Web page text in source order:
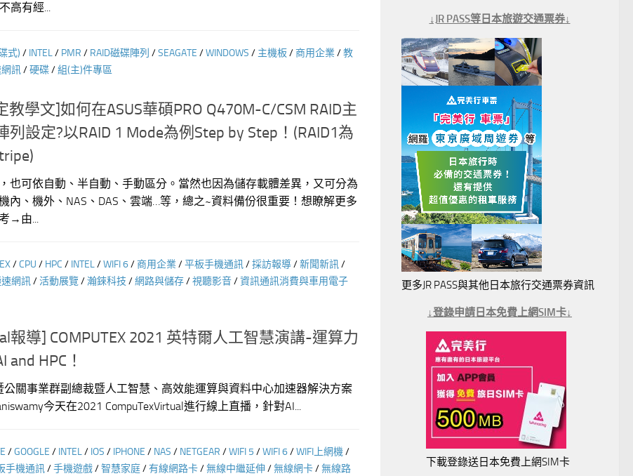
高有經...
式) / INTEL/ PMR / RAID磁碟陣列 /SEAGATE /WINDOWS / 主機板/商用企業/教
訊/硬碟/組(主)件專區
教學文]如何在ASUS華碩PRO Q470M-C/CSM RAID主
設定?以RAID 1 Mode為例Step by Step！(RAID1為
也可依自動、半自動、手動區分。當然也因為儲存載體差異，又可分為
內、機外、NAS、DAS、雲端…等，總之~資料備份很重要！想瞭解更多
→由...
/CPU / HPC / INTEL/WIFI 6/商用企業/平板手機通訊/採訪報導/新聞新訊/
網訊/活動展覽/瀚錸科技 /網路與儲存/視聽影音/資訊通訊消費與車用電子
報導] COMPUTEX 2021 英特爾人工智慧演講-運算力
HPC！
公關事業群副總裁暨人工智慧、高效能運算與資料中心加速器解決方案
今天在2021 CompuTexVirtual進行線上直播，針對AI...
/GOOGLE / INTEL/ IOS / IPHONE / NAS / NETGEAR /WIFI 5 /WIFI 6/WIFI上網機/
手機通訊/手機遊戲/智慧家庭/有線網路卡/無線中繼延伸/無線網卡/無線路
↓JR PASS等日本旅遊交通票券↓
更多JR PASS與其他日本旅行交通票券資訊
↓登錄申請日本免費上網SIM卡↓
下載登錄送日本免費上網SIM卡